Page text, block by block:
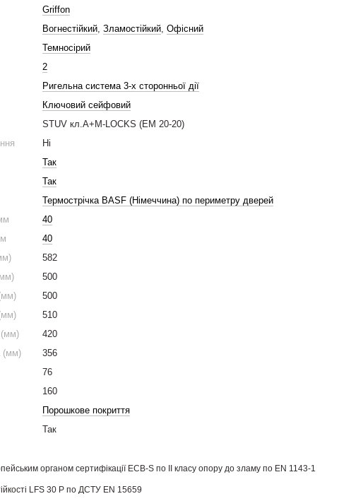
Griffon
Вогнестійкий, Зламостійкий, Офісний
Темносірий
2
Ригельна система 3-х сторонньої дії
Ключовий сейфовий
STUV кл.A+M-LOCKS (EM 20-20)
Ні
Так
Так
Термострічка BASF (Німеччина) по периметру дверей
40
40
582
500
500
510
(мм)
420
(мм)
356
76
160
Порошкове покриття
Так
органом сертифікації ECB-S по ІІ класу опору до зламу по EN 1143-1
LFS 30 P по ДСТУ EN 15659